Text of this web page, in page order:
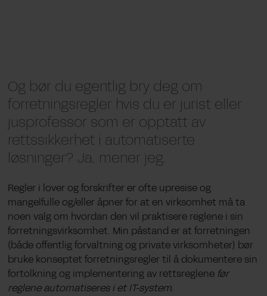
Og bør du egentlig bry deg om
forretningsregler hvis du er jurist eller
jusprofessor som er opptatt av
rettssikkerhet i automatiserte
løsninger? Ja, mener jeg.
Regler i lover og forskrifter er ofte upresise og
mangelfulle og/eller åpner for at en virksomhet må ta
noen valg om hvordan den vil praktisere reglene i sin
forretningsvirksomhet. Min påstand er at forretningen
(både offentlig forvaltning og private virksomheter) bør
bruke konseptet forretningsregler til å dokumentere sin
fortolkning og implementering av rettsreglene før
reglene automatiseres i et IT-system.